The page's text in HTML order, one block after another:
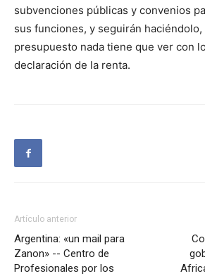
subvenciones públicas y convenios
sus funciones, y seguirán
presupuesto nada tiene que ver con
declaración de la renta.
Artículo anterior
Argentina: «un mail para
Zanon» -- Centro de
Profesionales por los